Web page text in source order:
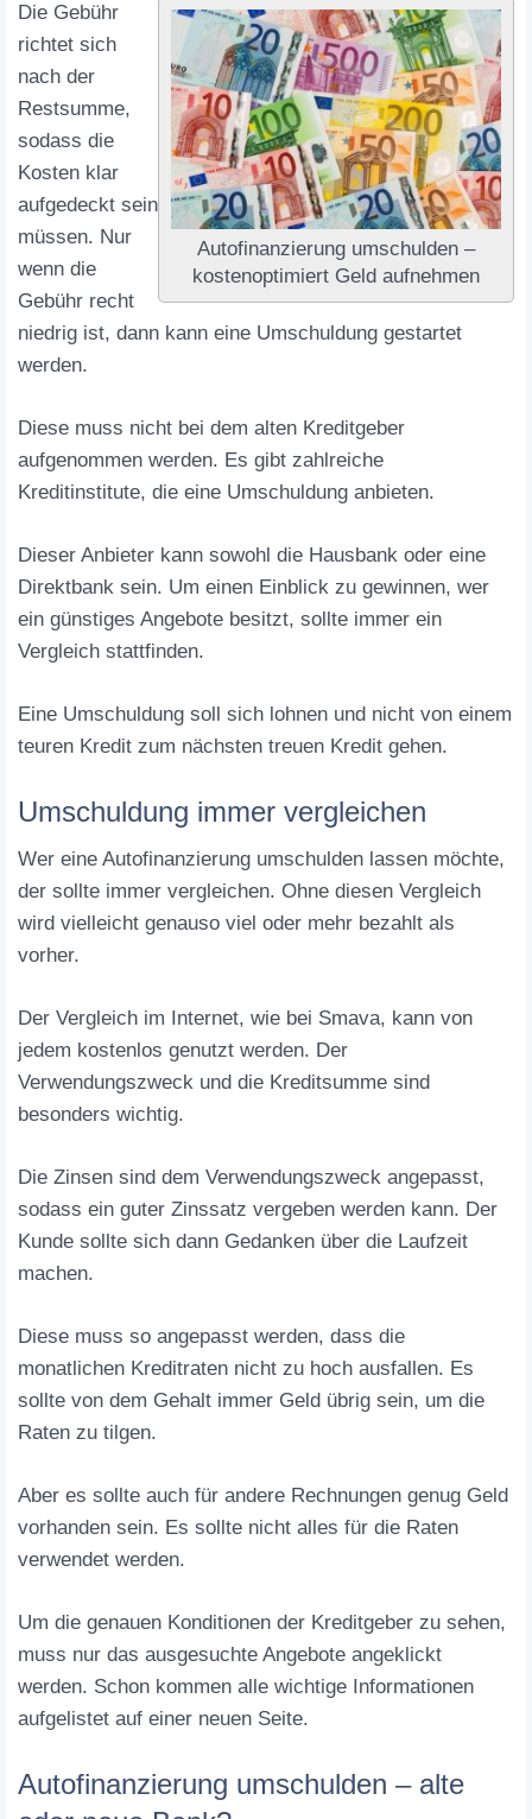
Autofinanzierung umschulden –
kostenoptimiert Geld aufnehmen
Die Gebühr
richtet sich
nach der
Restsumme,
sodass die
Kosten klar
aufgedeckt sein
müssen. Nur
wenn die
Gebühr recht
niedrig ist, dann kann eine Umschuldung gestartet
werden.
Diese muss nicht bei dem alten Kreditgeber
aufgenommen werden. Es gibt zahlreiche
Kreditinstitute, die eine Umschuldung anbieten.
Dieser Anbieter kann sowohl die Hausbank oder eine
Direktbank sein. Um einen Einblick zu gewinnen, wer
ein günstiges Angebote besitzt, sollte immer ein
Vergleich stattfinden.
Eine Umschuldung soll sich lohnen und nicht von einem
teuren Kredit zum nächsten treuen Kredit gehen.
Umschuldung immer vergleichen
Wer eine Autofinanzierung umschulden lassen möchte,
der sollte immer vergleichen. Ohne diesen Vergleich
wird vielleicht genauso viel oder mehr bezahlt als
vorher.
Der Vergleich im Internet, wie bei Smava, kann von
jedem kostenlos genutzt werden. Der
Verwendungszweck und die Kreditsumme sind
besonders wichtig.
Die Zinsen sind dem Verwendungszweck angepasst,
sodass ein guter Zinssatz vergeben werden kann. Der
Kunde sollte sich dann Gedanken über die Laufzeit
machen.
Diese muss so angepasst werden, dass die
monatlichen Kreditraten nicht zu hoch ausfallen. Es
sollte von dem Gehalt immer Geld übrig sein, um die
Raten zu tilgen.
Aber es sollte auch für andere Rechnungen genug Geld
vorhanden sein. Es sollte nicht alles für die Raten
verwendet werden.
Um die genauen Konditionen der Kreditgeber zu sehen,
muss nur das ausgesuchte Angebote angeklickt
werden. Schon kommen alle wichtige Informationen
aufgelistet auf einer neuen Seite.
Autofinanzierung umschulden – alte